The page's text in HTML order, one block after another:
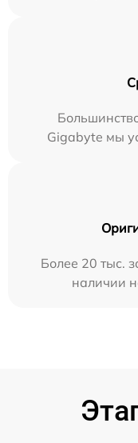
Gigabyte мы
Более 20 тыс.
наличии